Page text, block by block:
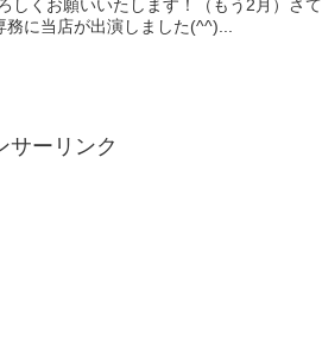
しくお願いいたします！（もう2月）さ
に当店が出演しました(^^)...
サーリンク